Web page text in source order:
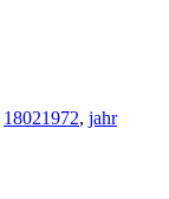
18021972, jahr